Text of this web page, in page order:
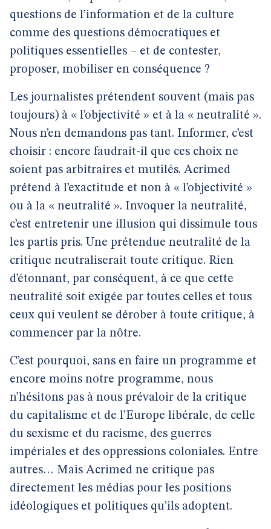
questions de l’information et de la culture
comme des questions démocratiques et
politiques essentielles – et de contester,
proposer, mobiliser en conséquence ?
Les journalistes prétendent souvent (mais pas
toujours) à « l’objectivité » et à la « neutralité ».
Nous n’en demandons pas tant. Informer, c’est
choisir : encore faudrait-il que ces choix ne
soient pas arbitraires et mutilés. Acrimed
prétend à l’exactitude et non à « l’objectivité »
ou à la « neutralité ». Invoquer la neutralité,
c’est entretenir une illusion qui dissimule tous
les partis pris. Une prétendue neutralité de la
critique neutraliserait toute critique. Rien
d’étonnant, par conséquent, à ce que cette
neutralité soit exigée par toutes celles et tous
ceux qui veulent se dérober à toute critique, à
commencer par la nôtre.
C’est pourquoi, sans en faire un programme et
encore moins notre programme, nous
n’hésitons pas à nous prévaloir de la critique
du capitalisme et de l’Europe libérale, de celle
du sexisme et du racisme, des guerres
impériales et des oppressions coloniales. Entre
autres… Mais Acrimed ne critique pas
directement les médias pour les positions
idéologiques et politiques qu’ils adoptent.